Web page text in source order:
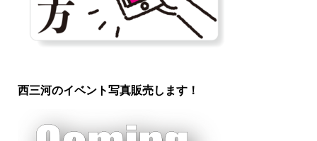
西三河のイベント写真販売します！